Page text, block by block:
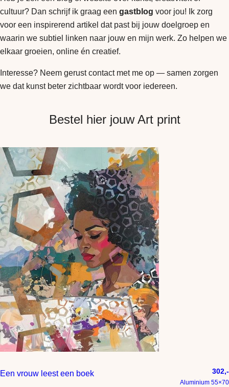
cultuur? Dan schrijf ik graag een gastblog voor jou! Ik zorg
voor een inspirerend artikel dat past bij jouw doelgroep en
waarin we subtiel linken naar jouw en mijn werk. Zo helpen we
elkaar groeien, online én creatief.
Interesse? Neem gerust contact met me op — samen zorgen
we dat kunst beter zichtbaar wordt voor iedereen.
Bestel hier jouw Art print
Een vrouw leest een boek 302,-
Aluminium 55×70